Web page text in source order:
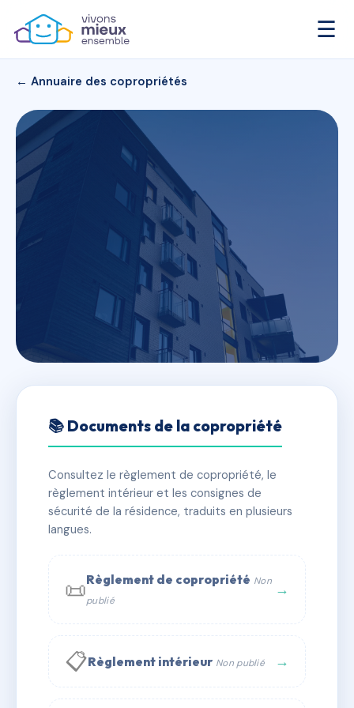
☰
← Annuaire des copropriétés
SDC 84 RUE DE
ROMAINVILLE 75019 PARIS
📍 84 r de romainville 75019 Paris
✓ Immatriculée 🏠 40 lots 🏗 1 bâtiment(s)
📞 Contacter Syndic Digital 💬 WhatsApp
✉ Email
📚 Documents de la copropriété
Consultez le règlement de copropriété, le
règlement intérieur et les consignes de
sécurité de la résidence, traduits en plusieurs
langues.
📜Règlement de copropriété Non
publié
→
📋Règlement intérieur Non publié →